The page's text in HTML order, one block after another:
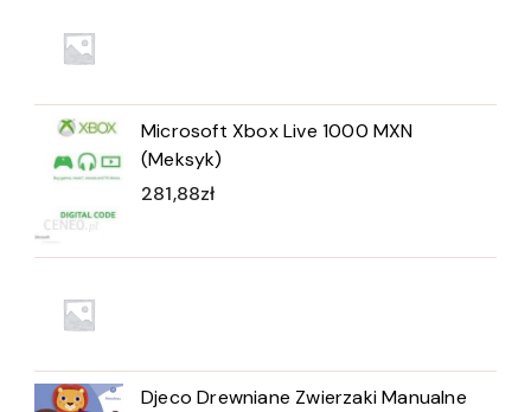
Microsoft Xbox Live 1000 MXN
(Meksyk)
281,88zł
Djeco Drewniane Zwierzaki Manualne